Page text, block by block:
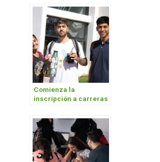
Comienza la
inscripción a carreras
cuatrimestre 2024